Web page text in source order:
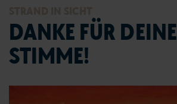
DANKE FÜR DEINE
STIMME!